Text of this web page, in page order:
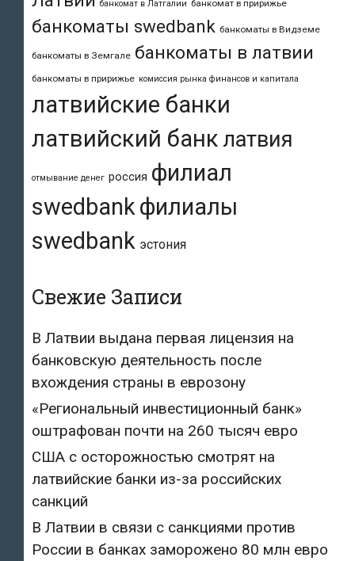
банкомат в Латгалии банкомат в пририжье
банкоматы swedbank банкоматы в Видземе
банкоматы в Земгале банкоматы в латвии
банкоматы в пририжье комиссия рынка финансов и капитала
латвийские банки
латвийский банк латвия
отмывание денег россия филиал
swedbankфилиалы
swedbank эстония
Свежие Записи
В Латвии выдана первая лицензия на
банковскую деятельность после
вхождения страны в еврозону
«Региональный инвестиционный банк»
оштрафован почти на 260 тысяч евро
США с осторожностью смотрят на
латвийские банки из-за российских
санкций
В Латвии в связи с санкциями против
России в банках заморожено 80 млн евро